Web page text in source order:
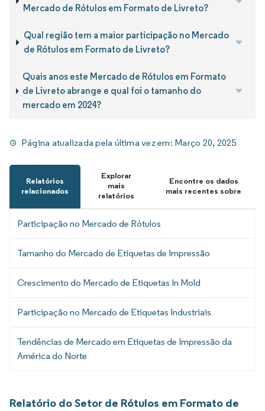
Mercado de Rótulos em Formato de Livreto?
Qual região tem a maior participação no Mercado
de Rótulos em Formato de Livreto?
Quais anos este Mercado de Rótulos em Formato
de Livreto abrange e qual foi o tamanho do
mercado em 2024?
Página atualizada pela última vez em: Março 20, 2025
Relatórios
relacionados
Explorar
mais
relatórios
Encontre os dados
mais recentes sobre
Participação no Mercado de Rótulos
Tamanho do Mercado de Etiquetas de Impressão
Crescimento do Mercado de Etiquetas In Mold
Participação no Mercado de Etiquetas Industriais
Tendências de Mercado em Etiquetas de Impressão da
América do Norte
Relatório do Setor de Rótulos em Formato de